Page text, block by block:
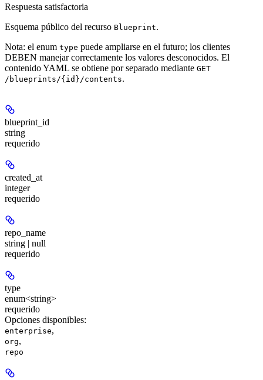
Respuesta satisfactoria
Esquema público del recurso Blueprint.
Nota: el enum type puede ampliarse en el futuro; los clientes
DEBEN manejar correctamente los valores desconocidos. El
contenido YAML se obtiene por separado mediante GET
/blueprints/{id}/contents.
blueprint_id
string
requerido
created_at
integer
requerido
repo_name
string | null
requerido
type
enum<string>
requerido
Opciones disponibles:
enterprise,
org,
repo